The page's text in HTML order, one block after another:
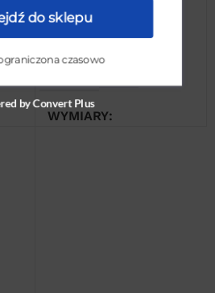
DODAJ DO KOSZYKA
WAGA
WYMIARY
do sklepu
czasowo
by Convert Plus